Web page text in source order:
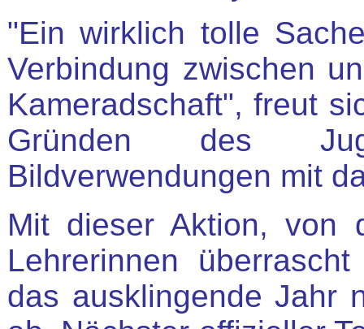
"Ein wirklich tolle
Verbindung zwischen
Kameradschaft", freut
Gründen des
Bildverwendungen mit
Mit dieser Aktion, von
Lehrerinnen
das ausklingende Jahr